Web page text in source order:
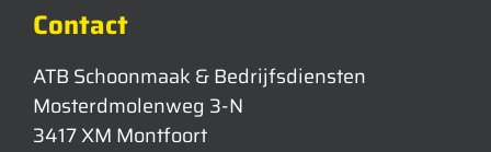
Contact
ATB Schoonmaak & Bedrijfsdiensten
Mosterdmolenweg 3-N
3417 XM Montfoort